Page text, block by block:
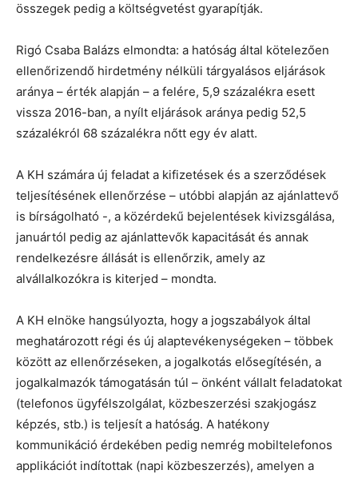
összegek pedig a költségvetést gyarapítják.
Rigó Csaba Balázs elmondta: a hatóság által kötelezően
ellenőrizendő hirdetmény nélküli tárgyalásos eljárások
aránya – érték alapján – a felére, 5,9 százalékra esett
vissza 2016-ban, a nyílt eljárások aránya pedig 52,5
százalékról 68 százalékra nőtt egy év alatt.
A KH számára új feladat a kifizetések és a szerződések
teljesítésének ellenőrzése – utóbbi alapján az ajánlattevő
is bírságolható -, a közérdekű bejelentések kivizsgálása,
januártól pedig az ajánlattevők kapacitását és annak
rendelkezésre állását is ellenőrzik, amely az
alvállalkozókra is kiterjed – mondta.
A KH elnöke hangsúlyozta, hogy a jogszabályok által
meghatározott régi és új alaptevékenységeken – többek
között az ellenőrzéseken, a jogalkotás elősegítésén, a
jogalkalmazók támogatásán túl – önként vállalt feladatokat
(telefonos ügyfélszolgálat, közbeszerzési szakjogász
képzés, stb.) is teljesít a hatóság. A hatékony
kommunikáció érdekében pedig nemrég mobiltelefonos
applikációt indítottak (napi közbeszerzés), amelyen a